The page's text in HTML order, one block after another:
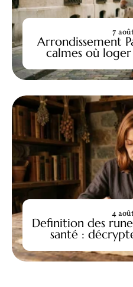
Arrondissement
calmes où
7
Definition des
santé :
4